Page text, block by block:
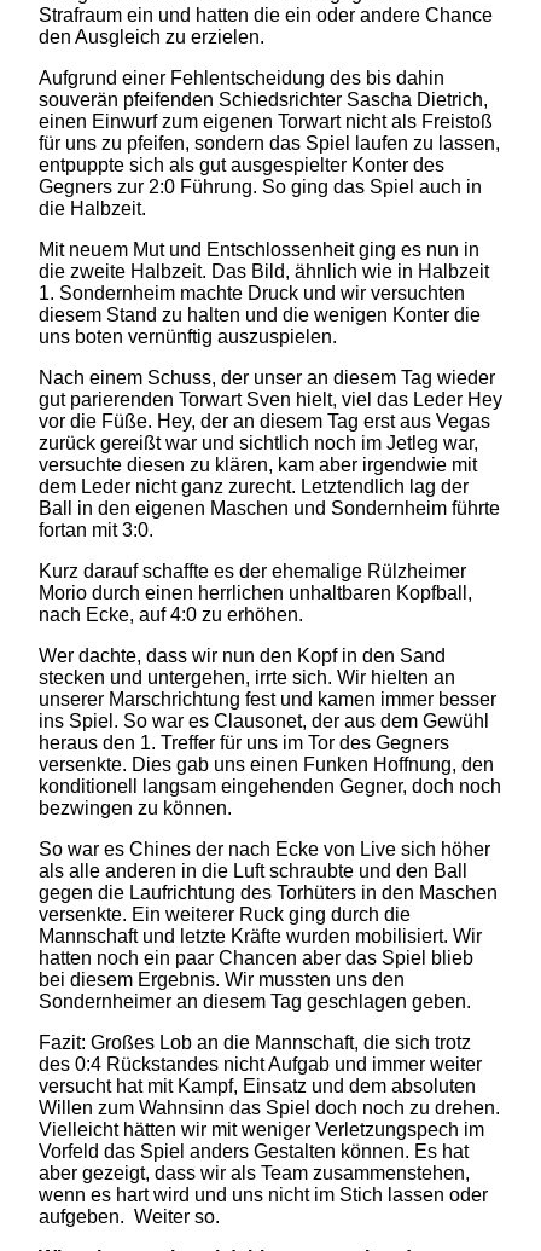
Strafraum ein und hatten die ein oder andere Chance
den Ausgleich zu erzielen.
Aufgrund einer Fehlentscheidung des bis dahin
souverän pfeifenden Schiedsrichter Sascha Dietrich,
einen Einwurf zum eigenen Torwart nicht als Freistoß
für uns zu pfeifen, sondern das Spiel laufen zu lassen,
entpuppte sich als gut ausgespielter Konter des
Gegners zur 2:0 Führung. So ging das Spiel auch in
die Halbzeit.
Mit neuem Mut und Entschlossenheit ging es nun in
die zweite Halbzeit. Das Bild, ähnlich wie in Halbzeit
1. Sondernheim machte Druck und wir versuchten
diesem Stand zu halten und die wenigen Konter die
uns boten vernünftig auszuspielen.
Nach einem Schuss, der unser an diesem Tag wieder
gut parierenden Torwart Sven hielt, viel das Leder Hey
vor die Füße. Hey, der an diesem Tag erst aus Vegas
zurück gereißt war und sichtlich noch im Jetleg war,
versuchte diesen zu klären, kam aber irgendwie mit
dem Leder nicht ganz zurecht. Letztendlich lag der
Ball in den eigenen Maschen und Sondernheim führte
fortan mit 3:0.
Kurz darauf schaffte es der ehemalige Rülzheimer
Morio durch einen herrlichen unhaltbaren Kopfball,
nach Ecke, auf 4:0 zu erhöhen.
Wer dachte, dass wir nun den Kopf in den Sand
stecken und untergehen, irrte sich. Wir hielten an
unserer Marschrichtung fest und kamen immer besser
ins Spiel. So war es Clausonet, der aus dem Gewühl
heraus den 1. Treffer für uns im Tor des Gegners
versenkte. Dies gab uns einen Funken Hoffnung, den
konditionell langsam eingehenden Gegner, doch noch
bezwingen zu können.
So war es Chines der nach Ecke von Live sich höher
als alle anderen in die Luft schraubte und den Ball
gegen die Laufrichtung des Torhüters in den Maschen
versenkte. Ein weiterer Ruck ging durch die
Mannschaft und letzte Kräfte wurden mobilisiert. Wir
hatten noch ein paar Chancen aber das Spiel blieb
bei diesem Ergebnis. Wir mussten uns den
Sondernheimer an diesem Tag geschlagen geben.
Fazit: Großes Lob an die Mannschaft, die sich trotz
des 0:4 Rückstandes nicht Aufgab und immer weiter
versucht hat mit Kampf, Einsatz und dem absoluten
Willen zum Wahnsinn das Spiel doch noch zu drehen.
Vielleicht hätten wir mit weniger Verletzungspech im
Vorfeld das Spiel anders Gestalten können. Es hat
aber gezeigt, dass wir als Team zusammenstehen,
wenn es hart wird und uns nicht im Stich lassen oder
aufgeben. Weiter so.